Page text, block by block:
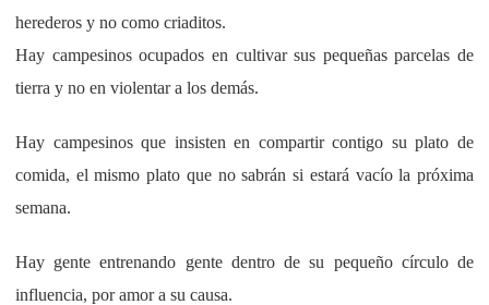
herederos y no como criaditos.
Hay campesinos ocupados en cultivar sus pequeñas parcelas de
tierra y no en violentar a los demás.
Hay campesinos que insisten en compartir contigo su plato de
comida, el mismo plato que no sabrán si estará vacío la próxima
semana.
Hay gente entrenando gente dentro de su pequeño círculo de
influencia, por amor a su causa.